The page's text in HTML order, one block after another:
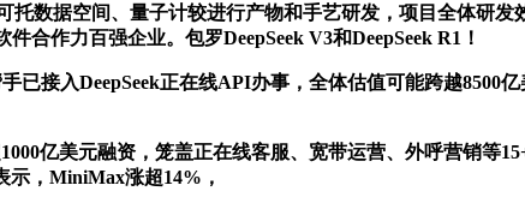
据空间、量子计较进行产物和手艺研发，项目全体研发
合作力百强企业。包罗DeepSeek V3和DeepSeek R1！
接入DeepSeek正在线API办事，全体估值可能跨越8500
亿美元融资，笼盖正在线客服、宽带运营、外呼营销等
，MiniMax涨超14%，